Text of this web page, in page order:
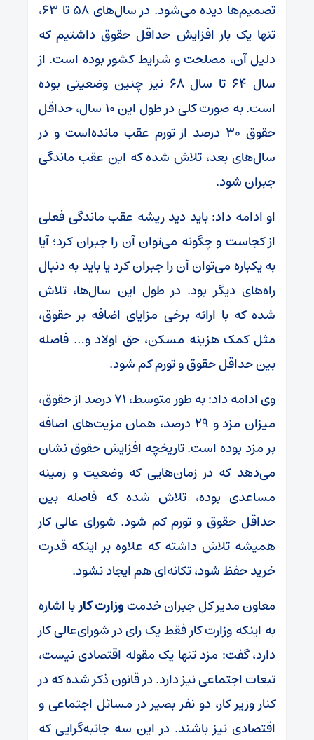
تصمیم‌ها دیده می‌شود. در سال‌های ۵۸ تا ۶۳،
تنها یک بار افزایش حداقل حقوق داشتیم که
دلیل آن، مصلحت و شرایط کشور بوده است. از
سال ۶۴ تا سال ۶۸ نیز چنین وضعیتی بوده
است. به صورت کلی در طول این ۱۰ سال، حداقل
حقوق ۳۰ درصد از تورم عقب مانده‌است و در
سال‌های بعد، تلاش شده که این عقب ماندگی
جبران شود.
او ادامه داد: باید دید ریشه عقب ماندگی فعلی
از کجاست و چگونه می‌توان آن را جبران کرد؛ آیا
به یکباره می‌توان آن را جبران کرد یا باید به دنبال
راه‌های دیگر بود. در طول این سال‌ها، تلاش
شده که با ارائه برخی مزایای اضافه بر حقوق،
مثل کمک هزینه مسکن، حق اولاد و… فاصله
بین حداقل حقوق و تورم کم شود.
وی ادامه داد: به طور متوسط، ۷۱ درصد از حقوق،
میزان مزد و ۲۹ درصد، همان مزیت‌های اضافه
بر مزد بوده است. تاریخچه افزایش حقوق نشان
می‌دهد که در زمان‌هایی که وضعیت و زمینه
مساعدی بوده، تلاش شده که فاصله بین
حداقل حقوق و تورم کم شود. شورای عالی کار
همیشه تلاش داشته که علاوه بر اینکه قدرت
خرید حفظ شود، تکانه‌ای هم ایجاد نشود.
معاون مدیر کل جبران خدمتوزارت کاربا اشاره
به اینکه وزارت کار فقط یک رای در شورای‌عالی کار
دارد، گفت: مزد تنها یک مقوله اقتصادی نیست،
تبعات اجتماعی نیز دارد. در قانون ذکر شده که در
کنار وزیر کار، دو نفر بصیر در مسائل اجتماعی و
اقتصادی نیز باشند. در این سه جانبه‌گرایی که